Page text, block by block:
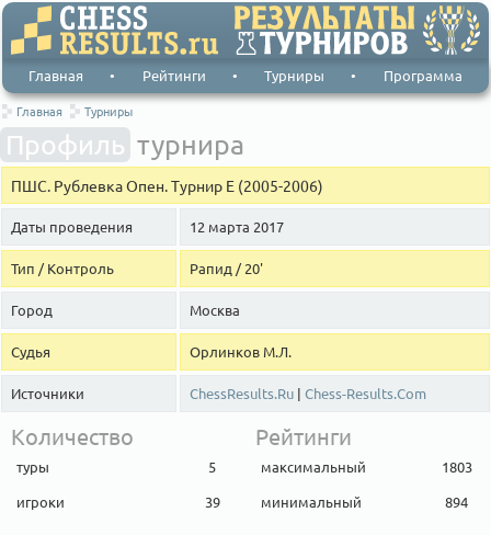
Главная • Рейтинги • Турниры • Программа
Главная Турниры
Профиль турнира
ПШС. Рублевка Опен. Турнир Е (2005-2006)
Даты проведения 12 марта 2017
Тип / Контроль Рапид / 20'
Город Москва
Судья Орлинков М.Л.
Источники ChessResults.Ru | Chess-Results.Com
Количество
туры
5
игроки
39
Рейтинги
максимальный
1803
минимальный
894